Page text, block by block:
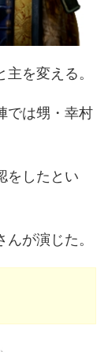
を変える。
では甥・幸村
をしたとい
が演じた。